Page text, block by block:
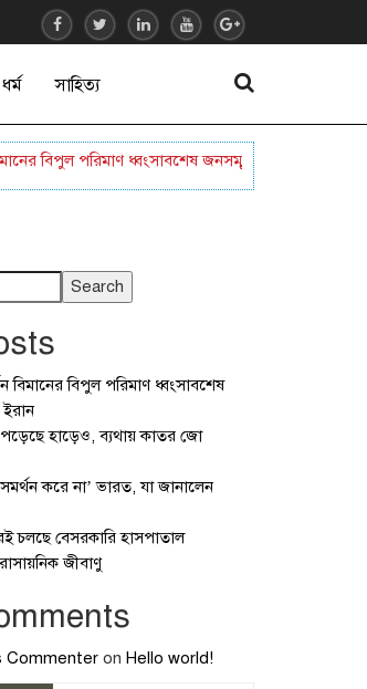
ধর্ম সাহিত্য
বিপুল পরিমাণ ধ্বংসাবশেষ জনসম্মুখে আনল ইরান
Search
বিমানের বিপুল পরিমাণ ধ্বংসাবশেষ
পড়েছে হাড়েও, ব্যথায় কাতর জো
করে না’ ভারত, যা জানালেন
চলছে বেসরকারি হাসপাতাল
জীবাণু
Commenter on Hello world!